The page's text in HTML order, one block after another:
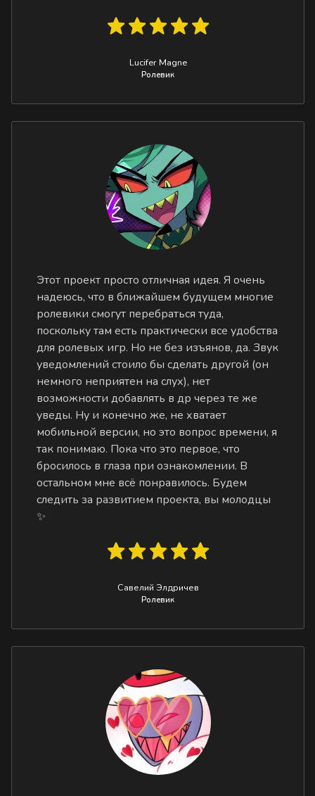
Lucifer Magne
Ролевик
Этот проект просто отличная идея. Я очень
надеюсь, что в ближайшем будущем многие
ролевики смогут перебраться туда,
поскольку там есть практически все удобства
для ролевых игр. Но не без изъянов, да. Звук
уведомлений стоило бы сделать другой (он
немного неприятен на слух), нет
возможности добавлять в др через те же
уведы. Ну и конечно же, не хватает
мобильной версии, но это вопрос времени, я
так понимаю. Пока что это первое, что
бросилось в глаза при ознакомлении. В
остальном мне всё понравилось. Будем
следить за развитием проекта, вы молодцы
✨
Савелий Элдричев
Ролевик